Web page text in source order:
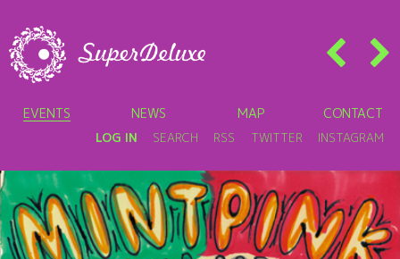
EVENTS NEWS MAP CONTACT
LOG IN SEARCH RSS TWITTER INSTAGRAM